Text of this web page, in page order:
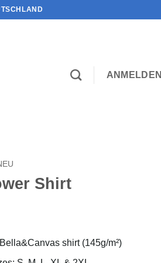
ANMELDEN
Shirt
shirt (145g/m²)